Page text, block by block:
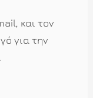
και τον
για την